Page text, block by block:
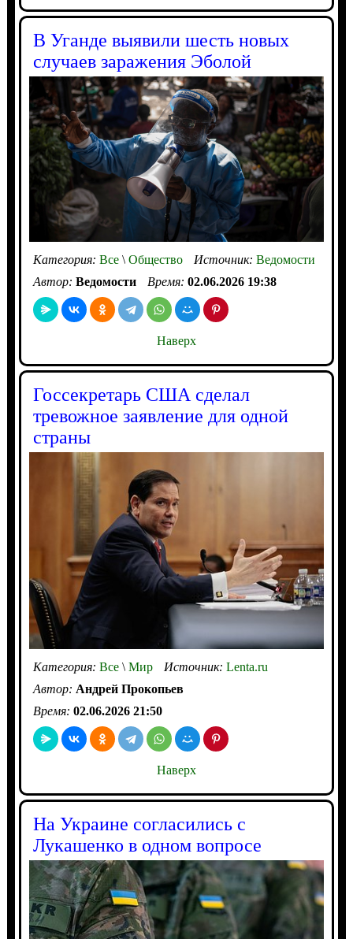
В Уганде выявили шесть новых
случаев заражения Эболой
Категория: Все\Общество Источник: Ведомости
Автор: Ведомости Время: 02.06.2026 19:38
Наверх
Госсекретарь США сделал
тревожное заявление для одной
страны
Категория: Все\Мир Источник: Lenta.ru
Автор: Андрей Прокопьев
Время: 02.06.2026 21:50
Наверх
На Украине согласились с
Лукашенко в одном вопросе